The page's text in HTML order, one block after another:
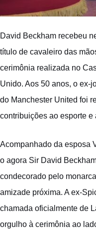
David Beckham recebeu
título de cavaleiro das
cerimônia realizada no
Unido. Aos 50 anos, o ex-
do Manchester United foi
contribuições ao esporte
Acompanhado da esposa
o agora Sir David
condecorado pelo
amizade próxima. A ex-
chamada oficialmente de
orgulho à cerimônia ao